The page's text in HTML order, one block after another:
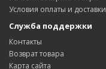
Условия оплаты и доставки
Служба поддержки
Контакты
Возврат товара
Карта сайта